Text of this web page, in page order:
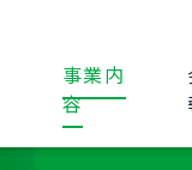
事業内
容